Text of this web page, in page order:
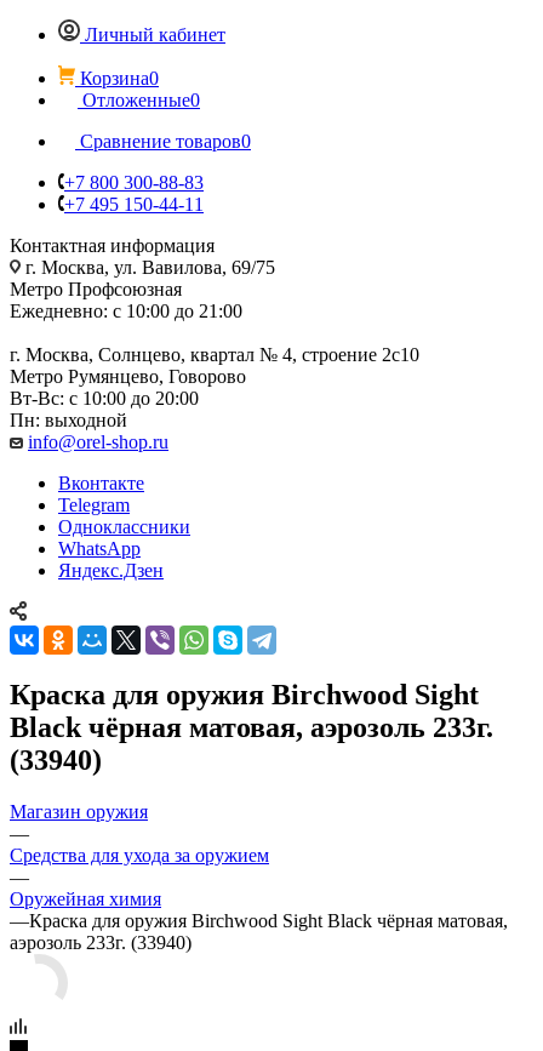
Личный кабинет
Корзина0
Отложенные0
Сравнение товаров0
+7 800 300-88-83
+7 495 150-44-11
Контактная информация
г. Москва, ул. Вавилова, 69/75
Метро Профсоюзная
Ежедневно: с 10:00 до 21:00
г. Москва, Солнцево, квартал № 4, строение 2с10
Метро Румянцево, Говорово
Вт-Вс: с 10:00 до 20:00
Пн: выходной
info@orel-shop.ru
Вконтакте
Telegram
Одноклассники
WhatsApp
Яндекс.Дзен
Краска для оружия Birchwood Sight
Black чёрная матовая, аэрозоль 233г.
(33940)
Магазин оружия
—
Средства для ухода за оружием
—
Оружейная химия
—Краска для оружия Birchwood Sight Black чёрная матовая,
аэрозоль 233г. (33940)